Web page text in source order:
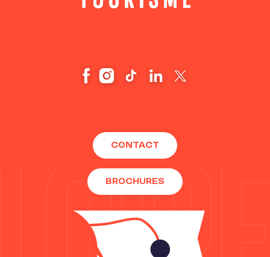
CONTACT
BROCHURES